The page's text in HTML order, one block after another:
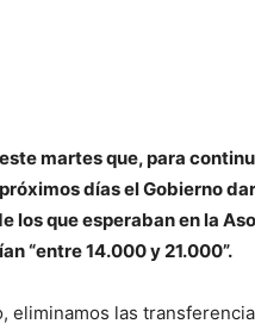
martes que, para
días el Gobierno
los que esperaban en la
“entre 14.000 y 21.000”.
eliminamos las